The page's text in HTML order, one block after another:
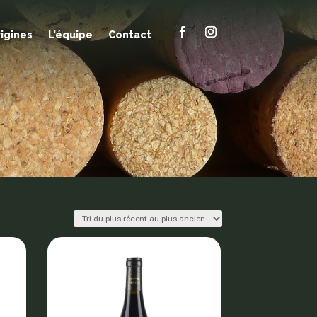
L’équipe Contact